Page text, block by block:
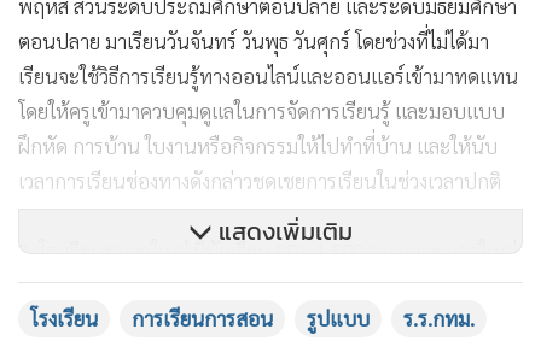
พฤหัส ส่วนระดับประถมศึกษาตอนปลาย และระดับมัธยมศึกษา
ตอนปลาย มาเรียนวันจันทร์ วันพุธ วันศุกร์ โดยช่วงที่ไม่ได้มา
เรียนจะใช้วิธีการเรียนรู้ทางออนไลน์และออนแอร์เข้ามาทดแทน
โดยให้ครูเข้ามาควบคุมดูแลในการจัดการเรียนรู้ และมอบแบบ
ฝึกหัด การบ้าน ใบงานหรือกิจกรรมให้ไปทำที่บ้าน และให้นับ
เวลาการเรียนช่องทางดังกล่าวชดเชยการเรียนในช่วงเวลาปกติ
3. โรงเรียนขนาดใหญ่ มีนักเรียน 801-1,500 คน และขนาดใหญ่
มาก คือนักเรียนมากกว่า 1,500 คน จะให้มาเรียนปกติ ร่วมกับ
สลับวันเรียนทั้งหมด คือ ระดับอนุบาล และระดับประถมศึกษา
แสดงเพิ่มเติม
โรงเรียน การเรียนการสอน รูปแบบ ร.ร.กทม.